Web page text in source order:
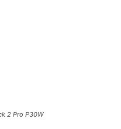
2 Pro P30W